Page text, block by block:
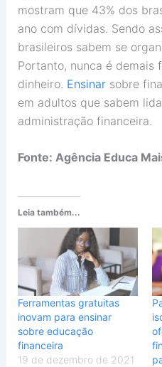
mostram que 43% dos
ano com dívidas. Sendo
brasileiros sabem se
Portanto, nunca é demais
dinheiro. Ensinarsobre
em adultos que sabem
administração financeira.
Fonte: Agência Educa
Leia também...
Ferramentas gratuitas
inovam para ensinar
sobre educação
financeira
19 de dezembro de 2021